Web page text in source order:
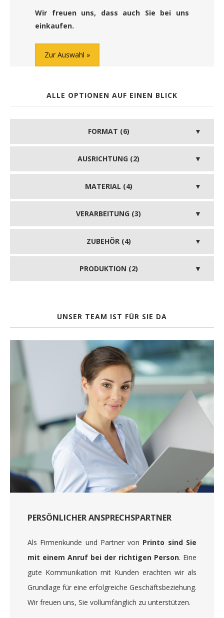
Wir freuen uns, dass auch Sie bei uns
einkaufen.
Zur Auswahl
ALLE OPTIONEN AUF EINEN BLICK
FORMAT (6)
AUSRICHTUNG (2)
MATERIAL (4)
VERARBEITUNG (3)
ZUBEHÖR (4)
PRODUKTION (2)
UNSER TEAM IST FÜR SIE DA
PERSÖNLICHER ANSPRECHSPARTNER
Als Firmenkunde und Partner von Printo sind Sie
mit einem Anruf bei der richtigen Person. Eine
gute Kommunikation mit Kunden erachten wir als
Grundlage für eine erfolgreiche Geschäftsbeziehung.
Wir freuen uns, Sie vollumfänglich zu unterstützen.